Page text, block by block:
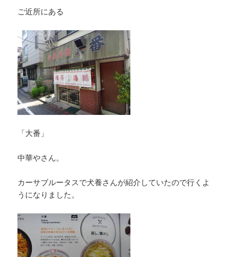
ご近所にある
「大番」
中華やさん。
カーサブルータスで犬養さんが紹介していたので行くよ
うになりました。